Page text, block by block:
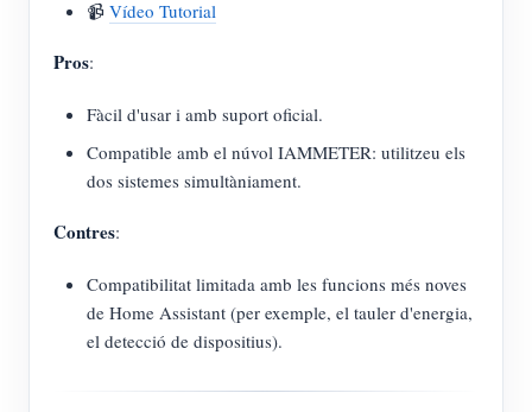
📹 Vídeo Tutorial
Pros:
Fàcil d'usar i amb suport oficial.
Compatible amb el núvol IAMMETER: utilitzeu els
dos sistemes simultàniament.
Contres:
Compatibilitat limitada amb les funcions més noves
de Home Assistant (per exemple, el tauler d'energia,
el detecció de dispositius).